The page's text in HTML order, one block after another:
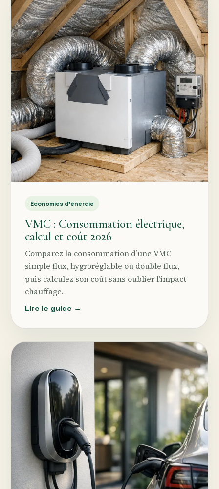
Économies d’énergie
VMC : Consommation électrique,
calcul et coût 2026
Comparez la consommation d’une VMC
simple flux, hygroréglable ou double flux,
puis calculez son coût sans oublier l’impact
chauffage.
Lire le guide →